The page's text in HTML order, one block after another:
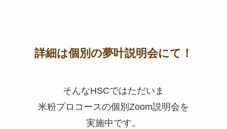
詳細は個別の夢叶説明会にて！
そんなHSCではただいま
米粉プロコースの個別Zoom説明会を
実施中です。